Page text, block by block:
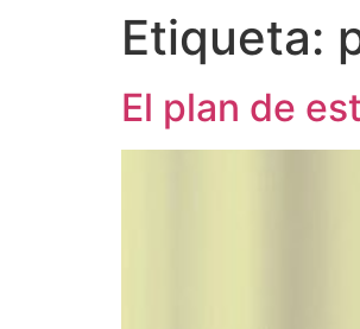
Etiqueta:
El plan de